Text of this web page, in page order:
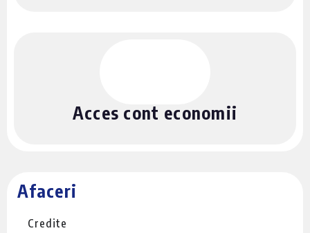
Afaceri
Credite
Acces cont economii